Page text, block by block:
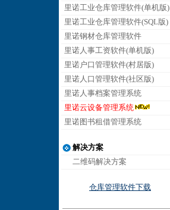
里诺工业仓库管理软件(单机版)
里诺工业仓库管理软件(SQL版)
里诺钢材仓库管理软件
里诺人事工资软件(单机版)
里诺户口管理软件(村居版)
里诺人口管理软件(社区版)
里诺人事档案管理系统
里诺云设备管理系统
里诺图书租借管理系统
解决方案
二维码解决方案
仓库管理软件下载